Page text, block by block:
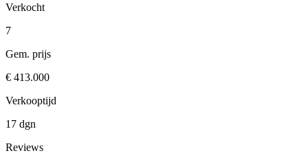
Verkocht
7
Gem. prijs
€ 413.000
Verkooptijd
17 dgn
Reviews